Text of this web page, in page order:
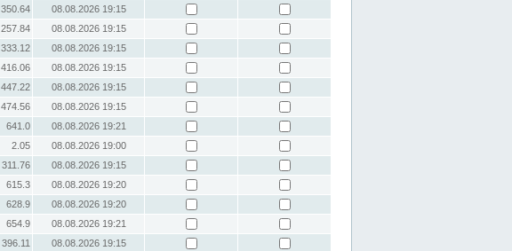
350.64
08.08.2026 19:15
257.84
08.08.2026 19:15
333.12
08.08.2026 19:15
416.06
08.08.2026 19:15
447.22
08.08.2026 19:15
474.56
08.08.2026 19:15
641.0
08.08.2026 19:21
2.05
08.08.2026 19:00
311.76
08.08.2026 19:15
615.3
08.08.2026 19:20
628.9
08.08.2026 19:20
654.9
08.08.2026 19:21
396.11 08.08.2026 19:15